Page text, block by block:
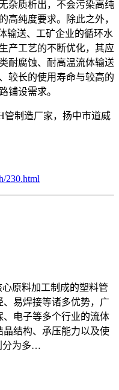
杂质析出，不会污染高纯
高纯度要求。除此之外，
输送、工矿企业的循环水
产工艺的不断优化，其应
耐腐蚀、耐高温流体输送
较长的使用寿命与较高的
铺设需求。
管制造厂家，扬中市道威
230.html
原料加工制成的塑料管
易焊接等诸多优势，广
电子等多个行业的流体
结构、承压能力以及使
分为多…